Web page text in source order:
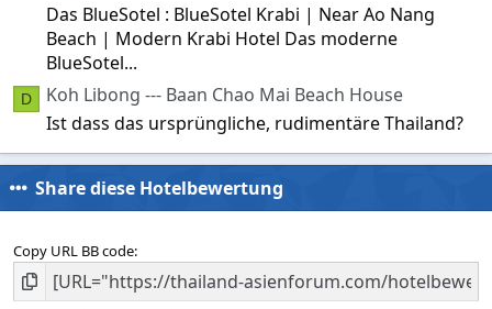
Das BlueSotel : BlueSotel Krabi | Near Ao Nang
Beach | Modern Krabi Hotel Das moderne
BlueSotel...
D
Koh Libong --- Baan Chao Mai Beach House
Ist dass das ursprüngliche, rudimentäre Thailand?
Share diese Hotelbewertung
Copy URL BB code